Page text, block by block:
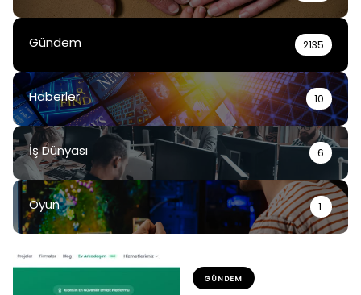
Gündem 2135
Haberler 10
İş Dünyası 6
Oyun 1
GÜNDEM